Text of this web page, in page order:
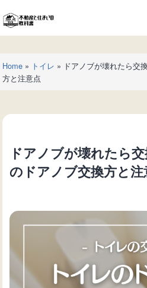
ン
テ
ツ
へ
ス
ッ
不
動
産
と
住
の
Home» トイレ » ドアノブが壊れたら交
方と注意点
ドアノブが壊れたら
のドアノブ交換方と注